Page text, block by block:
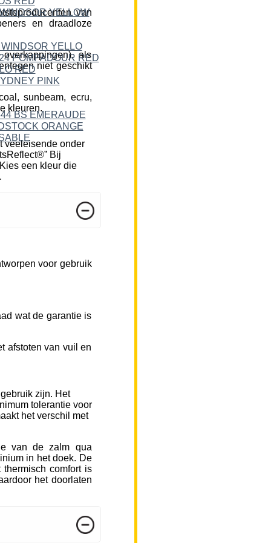
van
en draadloze
als
niet geschikt
sunbeam, ecru,
kleuren.
veeleisende onder
Bij
een kleur die
voor gebruik
wat de garantie is
afstoten van vuil en
zijn. Het
tolerantie voor
het verschil met
van de zalm qua
in het doek. De
thermisch comfort is
het doorlaten